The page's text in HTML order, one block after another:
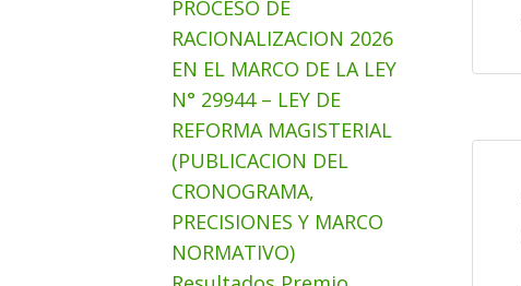
PROCESO DE
RACIONALIZACION 2026
EN EL MARCO DE LA LEY
N° 29944 – LEY DE
REFORMA MAGISTERIAL
(PUBLICACION DEL
CRONOGRAMA,
PRECISIONES Y MARCO
NORMATIVO)